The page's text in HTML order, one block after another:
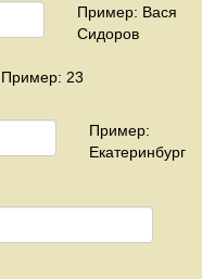
Пример: Вася
Сидоров
Пример: 23
Пример:
Екатеринбург